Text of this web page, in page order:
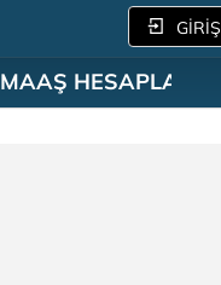
GİRİŞ
MAAŞ HESAPLAMA